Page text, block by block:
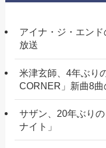
アイナ・ジ・エン
放送
米津玄師、4年ぶり
CORNER」新曲8曲
サザン、20年ぶり
ナイト」